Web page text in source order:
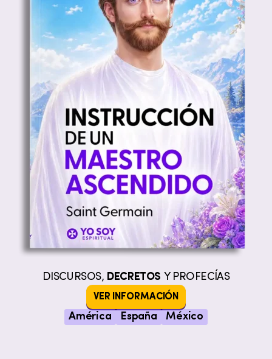
DISCURSOS, DECRETOS Y PROFECÍAS
VER INFORMACIÓN
América España México